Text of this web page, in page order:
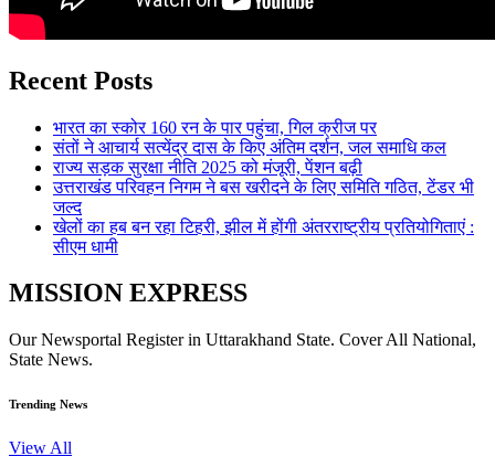
Recent Posts
भारत का स्कोर 160 रन के पार पहुंचा, गिल क्रीज पर
संतों ने आचार्य सत्येंद्र दास के किए अंतिम दर्शन, जल समाधि कल
राज्य सड़क सुरक्षा नीति 2025 को मंजूरी, पेंशन बढ़ी
उत्तराखंड परिवहन निगम ने बस खरीदने के लिए समिति गठित, टेंडर भी
जल्द
खेलों का हब बन रहा टिहरी, झील में होंगी अंतरराष्ट्रीय प्रतियोगिताएं :
सीएम धामी
MISSION EXPRESS
Our Newsportal Register in Uttarakhand State. Cover All National,
State News.
Trending News
View All